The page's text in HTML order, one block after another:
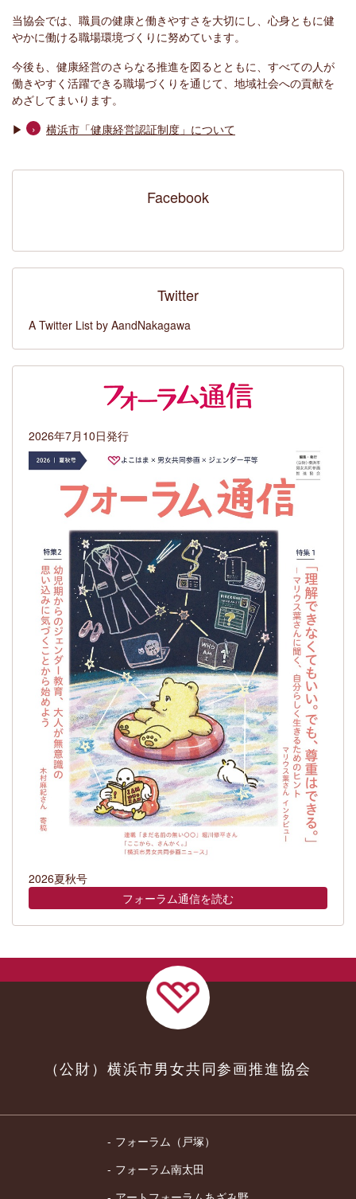
当協会では、職員の健康と働きやすさを大切にし、心身ともに健
やかに働ける職場環境づくりに努めています。
今後も、健康経営のさらなる推進を図るとともに、すべての人が
働きやすく活躍できる職場づくりを通じて、地域社会への貢献を
めざしてまいります。
▶
横浜市「健康経営認証制度」について
Facebook
Twitter
A Twitter List by AandNakagawa
2026年7月10日発行
2026夏秋号
フォーラム通信を読む
（公財）横浜市男女共同参画推進協会
フォーラム（戸塚）
フォーラム南太田